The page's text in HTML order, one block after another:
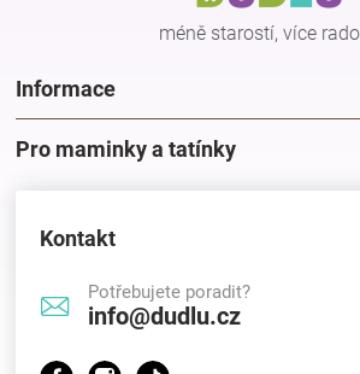
méně starostí, více
Informace
Pro maminky a tatínky
Kontakt
Potřebujete poradit?
info@dudlu.cz